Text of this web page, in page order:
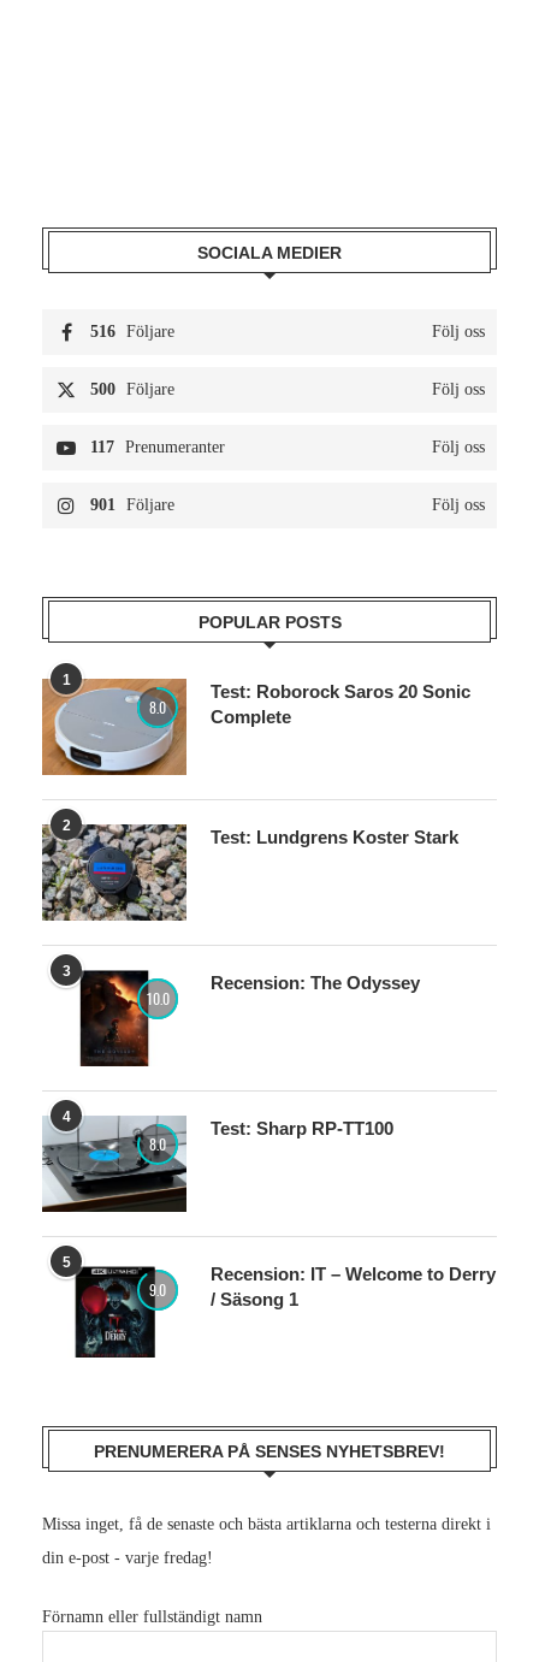
SOCIALA MEDIER
516 Följare Följ oss
500 Följare Följ oss
117 Prenumeranter Följ oss
901 Följare Följ oss
POPULAR POSTS
1
8.0
Test: Roborock Saros 20 Sonic
Complete
2
Test: Lundgrens Koster Stark
3
10.0
Recension: The Odyssey
4
8.0
Test: Sharp RP-TT100
5
9.0
Recension: IT – Welcome to Derry
/ Säsong 1
PRENUMERERA PÅ SENSES NYHETSBREV!
Missa inget, få de senaste och bästa artiklarna och testerna direkt i
din e-post - varje fredag!
Förnamn eller fullständigt namn